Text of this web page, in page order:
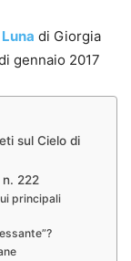
di Giorgia
gennaio 2017
sul Cielo di
222
principali